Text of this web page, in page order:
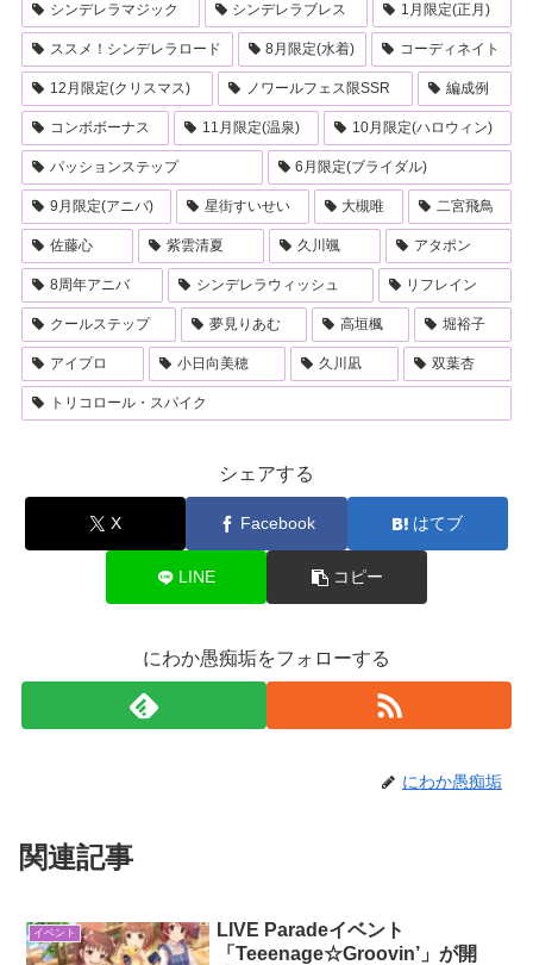
シンデレラマジック シンデレラブレス 1月限定(正月)
ススメ！シンデレラロード 8月限定(水着) コーディネイト
12月限定(クリスマス) ノワールフェス限SSR 編成例
コンボボーナス 11月限定(温泉) 10月限定(ハロウィン)
パッションステップ 6月限定(ブライダル)
9月限定(アニバ) 星街すいせい 大槻唯 二宮飛鳥
佐藤心 紫雲清夏 久川颯 アタポン
8周年アニバ シンデレラウィッシュ リフレイン
クールステップ 夢見りあむ 高垣楓 堀裕子
アイプロ 小日向美穂 久川凪 双葉杏
トリコロール・スパイク
シェアする
X Facebook はてブ
LINE コピー
にわか愚痴垢をフォローする
にわか愚痴垢
関連記事
イベント
LIVE Paradeイベント
「Teeenage☆Groovin’」が開